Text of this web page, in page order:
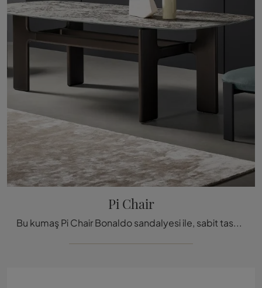
Pi Chair
Bu kumaş Pi Chair Bonaldo sandalyesi ile, sabit tasarım koltuklarımızdan biri olan, iç mekanlarınızı zengin